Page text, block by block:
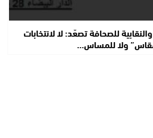
للصحافة تصعّد: لا لانتخابات
ولا للمساس…